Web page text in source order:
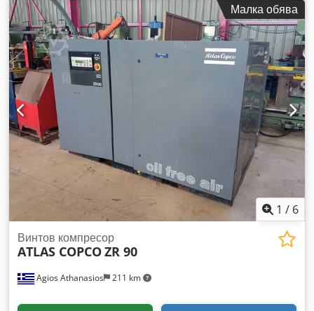
50542371 ГОДИНА - 2005 МОЩНОСТ (kW) - 166 ДЕБИТ
(m3/min) - 25 НАЛЯГАНЕ (bar) - 7
Малка обява
1 / 6
Agios Athanasios 211 km
Винтов компресор
ATLAS COPCOZR 90